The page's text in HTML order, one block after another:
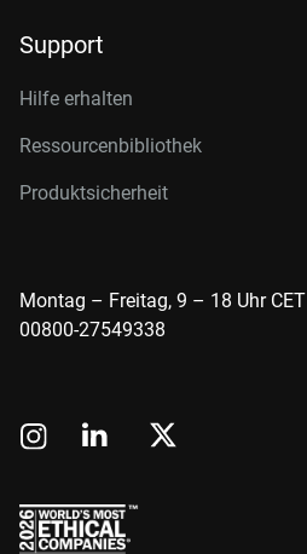
Support
Hilfe erhalten
Ressourcenbibliothek
Produktsicherheit
Montag – Freitag, 9 – 18 Uhr CET
00800-27549338